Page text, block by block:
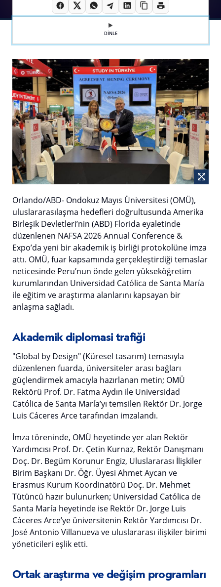
DİNLE
Orlando/ABD- Ondokuz Mayıs Üniversitesi (OMÜ),
uluslararasılaşma hedefleri doğrultusunda Amerika
Birleşik Devletleri’nin (ABD) Florida eyaletinde
düzenlenen NAFSA 2026 Annual Conference &
Expo’da yeni bir akademik iş birliği protokolüne imza
attı. OMÜ, fuar kapsamında gerçekleştirdiği temaslar
neticesinde Peru’nun önde gelen yükseköğretim
kurumlarından Universidad Católica de Santa María
ile eğitim ve araştırma alanlarını kapsayan bir
anlaşma sağladı.
Akademik diplomasi trafiği
"Global by Design" (Küresel tasarım) temasıyla
düzenlenen fuarda, üniversiteler arası bağları
güçlendirmek amacıyla hazırlanan metin; OMÜ
Rektörü Prof. Dr. Fatma Aydın ile Universidad
Católica de Santa María’yı temsilen Rektör Dr. Jorge
Luis Cáceres Arce tarafından imzalandı.
İmza töreninde, OMÜ heyetinde yer alan Rektör
Yardımcısı Prof. Dr. Çetin Kurnaz, Rektör Danışmanı
Doç. Dr. Begüm Korunur Engiz, Uluslararası İlişkiler
Birim Başkanı Dr. Öğr. Üyesi Ahmet Aycan ve
Erasmus Kurum Koordinatörü Doç. Dr. Mehmet
Tütüncü hazır bulunurken; Universidad Católica de
Santa María heyetinde ise Rektör Dr. Jorge Luis
Cáceres Arce’ye üniversitenin Rektör Yardımcısı Dr.
José Antonio Villanueva ve uluslararası ilişkiler birimi
yöneticileri eşlik etti.
Ortak araştırma ve değişim programları